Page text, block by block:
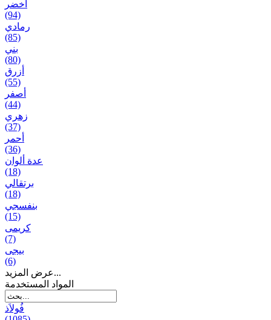
أخضر
(94)
رمادي
(85)
بني
(80)
أزرق
(55)
أصفر
(44)
زهري
(37)
أحمر
(36)
عدة ألوان
(18)
برتقالي
(18)
بنفسجي
(15)
کریمی
(7)
بيجی
(6)
عرض المزيد...
المواد المستخدمة
فُولاَذ